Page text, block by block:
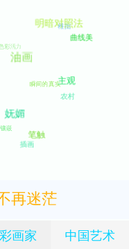
画家 中国艺术
再迷茫